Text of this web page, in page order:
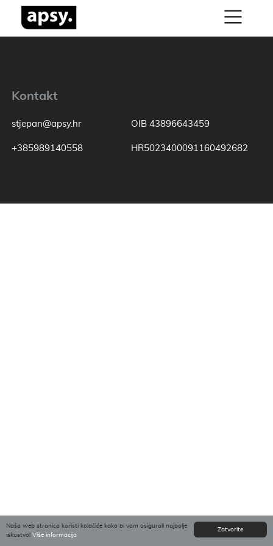
Zatvorite
Naša web stranica koristi kolačiće kako bi vam osigurali najbolje
iskustvo! Više informacija
Kontakt
stjepan@apsy.hr
+385989140558
OIB 43896643459
HR5023400091160492682